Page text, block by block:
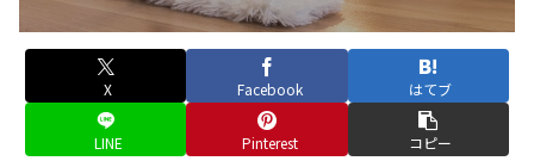
X Facebook はてブ
LINE Pinterest コピー